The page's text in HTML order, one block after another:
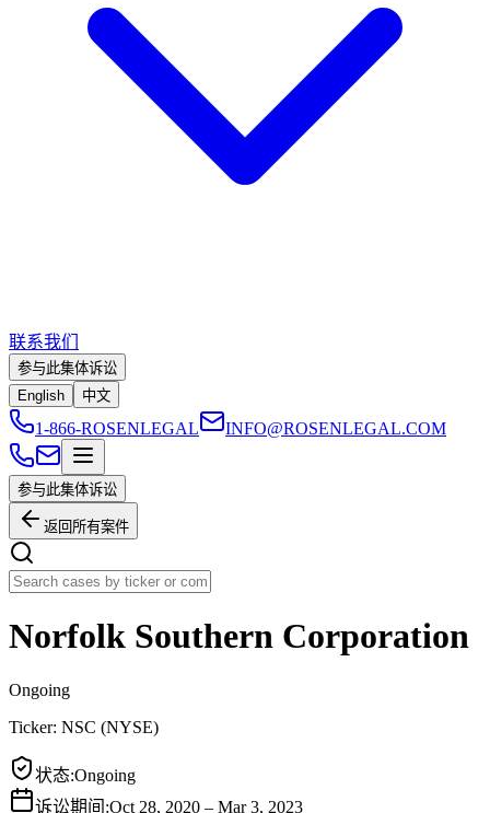
联系我们
参与此集体诉讼
English
中文
1-866-ROSENLEGAL INFO@ROSENLEGAL.COM
参与此集体诉讼
返回所有案件
Norfolk Southern Corporation
Ongoing
Ticker: NSC (NYSE)
状态:Ongoing
诉讼期间 :Oct 28, 2020 – Mar 3, 2023